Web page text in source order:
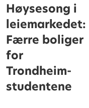
Høysesong i
leiemarkedet:
Færre boliger
for
Trondheim-
studentene